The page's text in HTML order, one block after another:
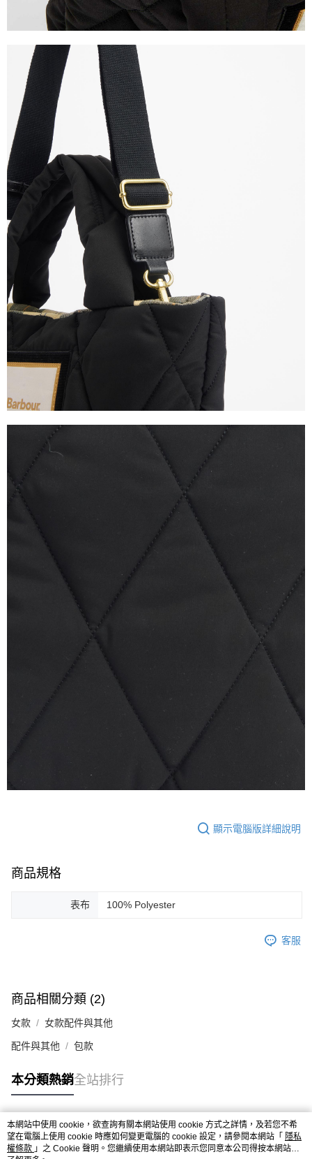
顯示電腦版詳細說明
商品規格
表布 100% Polyester
客服
商品相關分類 (2)
女款 女款配件與其他
配件與其他 包款
本分類熱銷全站排行
熱門標籤
本網站中使用 cookie，欲查詢有關本網站使用 cookie 方式之詳情，及若您不希
望在電腦上使用 cookie 時應如何變更電腦的 cookie 設定，請參閱本網站「 隱私
權條款 」之 Cookie 聲明。您繼續使用本網站即表示您同意本公司得按本網站使